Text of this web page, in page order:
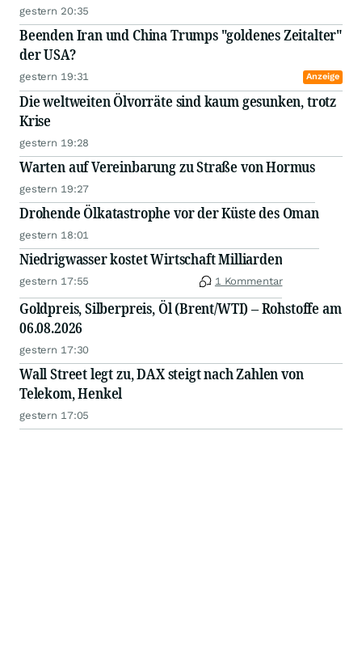
gestern 20:35
Beenden Iran und China Trumps "goldenes Zeitalter"
der USA?
gestern 19:31 Anzeige
Die weltweiten Ölvorräte sind kaum gesunken, trotz
Krise
gestern 19:28
Warten auf Vereinbarung zu Straße von Hormus
gestern 19:27
Drohende Ölkatastrophe vor der Küste des Oman
gestern 18:01
Niedrigwasser kostet Wirtschaft Milliarden
gestern 17:55 1 Kommentar
Goldpreis, Silberpreis, Öl (Brent/WTI) – Rohstoffe am
06.08.2026
gestern 17:30
Wall Street legt zu, DAX steigt nach Zahlen von
Telekom, Henkel
gestern 17:05